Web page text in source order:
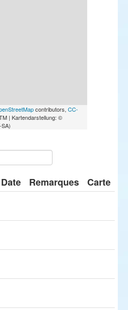
contributors, CC-
| Kartendarstellung: ©
Date Remarques
Carte